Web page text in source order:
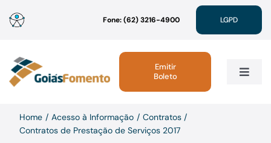
para
conteúdo
Fone: (62) 3216-4900 LGPD
Toggle
Institucional
Emitir
Boleto
Home Acesso à Informação
Contratos
Contratos de Prestação de Serviços 2017